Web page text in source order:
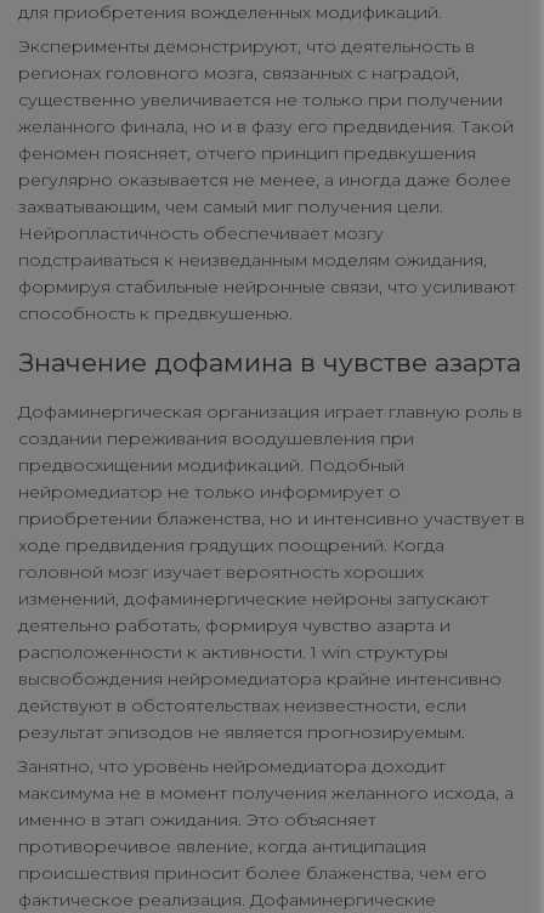
для приобретения вожделенных модификаций.
Эксперименты демонстрируют, что деятельность в
регионах головного мозга, связанных с наградой,
существенно увеличивается не только при получении
желанного финала, но и в фазу его предвидения. Такой
феномен поясняет, отчего принцип предвкушения
регулярно оказывается не менее, а иногда даже более
захватывающим, чем самый миг получения цели.
Нейропластичность обеспечивает мозгу
подстраиваться к неизведанным моделям ожидания,
формируя стабильные нейронные связи, что усиливают
способность к предвкушенью.
Значение дофамина в чувстве азарта
Дофаминергическая организация играет главную роль в
создании переживания воодушевления при
предвосхищении модификаций. Подобный
нейромедиатор не только информирует о
приобретении блаженства, но и интенсивно участвует в
ходе предвидения грядущих поощрений. Когда
головной мозг изучает вероятность хороших
изменений, дофаминергические нейроны запускают
деятельно работать, формируя чувство азарта и
расположенности к активности. 1 win структуры
высвобождения нейромедиатора крайне интенсивно
действуют в обстоятельствах неизвестности, если
результат эпизодов не является прогнозируемым.
Занятно, что уровень нейромедиатора доходит
максимума не в момент получения желанного исхода, а
именно в этап ожидания. Это объясняет
противоречивое явление, когда антиципация
происшествия приносит более блаженства, чем его
фактическое реализация. Дофаминергические